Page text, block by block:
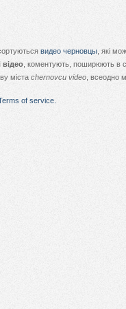
видео черновцы , які
відео , коментують, поширюють в
міста chernovcu video , всеодно
of service.